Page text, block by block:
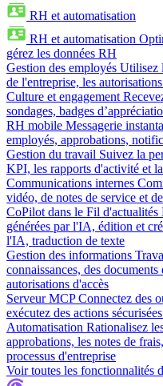
RH et automatisation
RH et automatisation
gérez les données RH
Gestion des employés Utilisez
de l'entreprise, les
Culture et engagement
sondages, badges
RH mobile Messagerie
employés, approbations,
Gestion du travail Suivez la
KPI, les rapports d'activité et
Communications internes
vidéo, de notes de service et
CoPilot dans le Fil d'actualités
générées par l'IA, édition et
l'IA, traduction de texte
Gestion des informations
connaissances, des
autorisations d'accès
Serveur MCP Connectez des
exécutez des actions
Automatisation Rationalisez
approbations, les notes de
processus d'entreprise
Voir toutes les fonctionnalités